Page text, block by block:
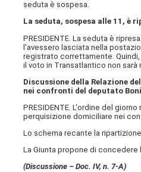
seduta è sospesa.
La seduta, sospesa alle 11, è
PRESIDENTE. La seduta è
l'avessero lasciata nella
registrato correttamente.
il voto in Transatlantico non sarà
Discussione della Relazione
nei confronti del deputato
PRESIDENTE. L'ordine del
perquisizione domiciliare nei
Lo schema recante la
La Giunta propone di
(Discussione – Doc. IV, n. 7-A)